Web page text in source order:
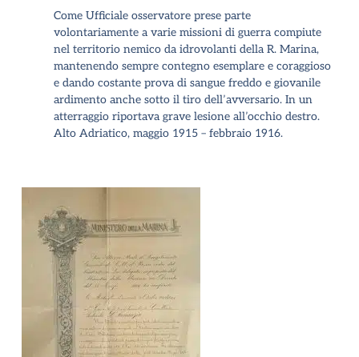
Come Ufficiale osservatore prese parte
volontariamente a varie missioni di guerra compiute
nel territorio nemico da idrovolanti della R. Marina,
mantenendo sempre contegno esemplare e coraggioso
e dando costante prova di sangue freddo e giovanile
ardimento anche sotto il tiro dell’avversario. In un
atterraggio riportava grave lesione all’occhio destro.
Alto Adriatico, maggio 1915 – febbraio 1916.